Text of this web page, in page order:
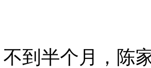
半个月，陈家